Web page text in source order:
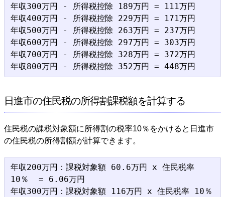
年収300万円 - 所得税控除 189万円 = 111万円
年収400万円 - 所得税控除 229万円 = 171万円
年収500万円 - 所得税控除 263万円 = 237万円
年収600万円 - 所得税控除 297万円 = 303万円
年収700万円 - 所得税控除 328万円 = 372万円
日進市の住民税の所得割課税額を計算する
住民税の課税対象額に所得割の税率10％をかけると日進市
の住民税の所得割額が計算できます。
年収200万円：課税対象額 60.6万円 x 住民税率
10％  = 6.06万円
年収300万円：課税対象額 116万円 x 住民税率 10％